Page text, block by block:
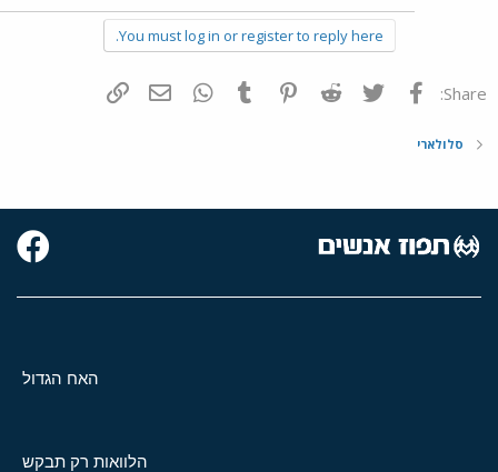
You must log in or register to reply here.
Share: פייסבוק Twitter
Reddit
Pinterest
Tumblr
WhatsAppדואר אלקטרוני
סלולארי
האח הגדול
הלוואות רק תבקש